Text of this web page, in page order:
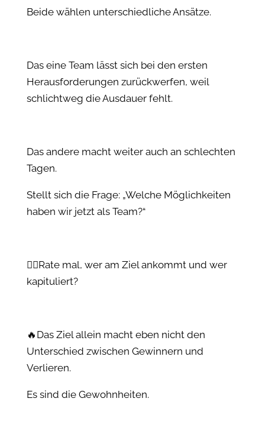
Beide wählen unterschiedliche Ansätze.
Das eine Team lässt sich bei den ersten
Herausforderungen zurückwerfen, weil
schlichtweg die Ausdauer fehlt.
Das andere macht weiter auch an schlechten
Tagen.
Stellt sich die Frage: „Welche Möglichkeiten
haben wir jetzt als Team?“
👉🏻Rate mal, wer am Ziel ankommt und wer
kapituliert?
🔥Das Ziel allein macht eben nicht den
Unterschied zwischen Gewinnern und
Verlieren.
Es sind die Gewohnheiten.